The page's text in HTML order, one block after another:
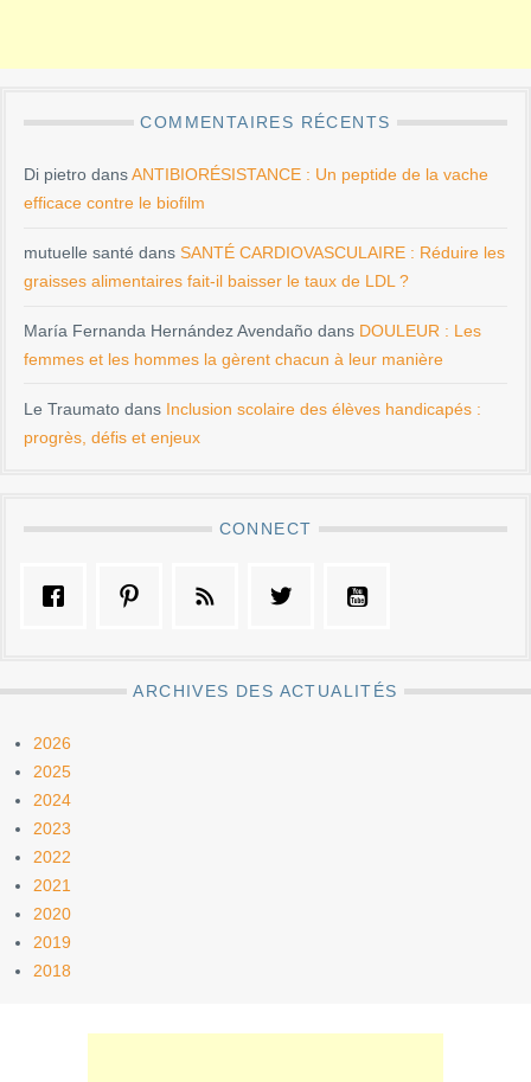
COMMENTAIRES RÉCENTS
Di pietro dansANTIBIORÉSISTANCE : Un peptide de la vache
efficace contre le biofilm
mutuelle santé dans SANTÉ CARDIOVASCULAIRE : Réduire les
graisses alimentaires fait-il baisser le taux de LDL ?
María Fernanda Hernández Avendaño dans DOULEUR : Les
femmes et les hommes la gèrent chacun à leur manière
Le Traumato dans Inclusion scolaire des élèves handicapés :
progrès, défis et enjeux
CONNECT
ARCHIVES DES ACTUALITÉS
2026
2025
2024
2023
2022
2021
2020
2019
2018